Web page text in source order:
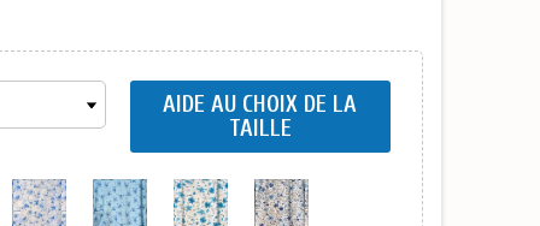
AIDE AU CHOIX DE LA
TAILLE